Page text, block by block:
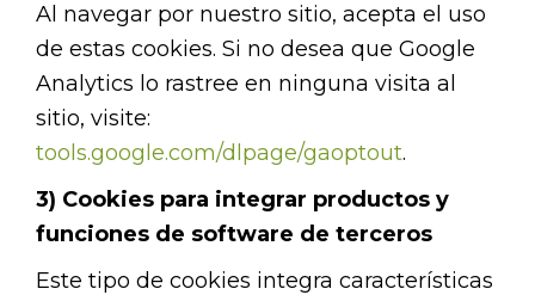
Al navegar por nuestro sitio, acepta el uso
de estas cookies. Si no desea que Google
Analytics lo rastree en ninguna visita al
sitio, visite:
tools.google.com/dlpage/gaoptout.
3) Cookies para integrar productos y
funciones de software de terceros
Este tipo de cookies integra características